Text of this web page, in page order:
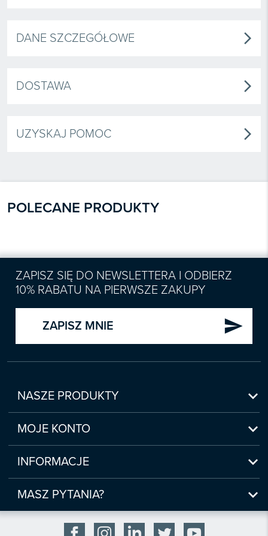
DANE SZCZEGÓŁOWE arrow_forward_ios
DOSTAWA arrow_forward_ios
UZYSKAJ POMOC arrow_forward_ios
POLECANE PRODUKTY
ZAPISZ SIĘ DO NEWSLETTERA I ODBIERZ
10% RABATU NA PIERWSZE ZAKUPY
ZAPISZ MNIE send
NASZE PRODUKTY 
Nowości
Zapowiedzi
Bestsellery
Czasopisma
Webinaria/Szkolenia
Prawo Pracy i ZUS
Podatki
INFORLEX
MOJE KONTO 
Moje konto
Moje produkty
Historia zakupów
Moje zgody
INFORMACJE 
Regulamin sklepu internetowego
(www.sklep.infor.pl)
Płatność
Bezpieczeństwo
MASZ PYTANIA? 
 bok@infor.pl
801 626 666